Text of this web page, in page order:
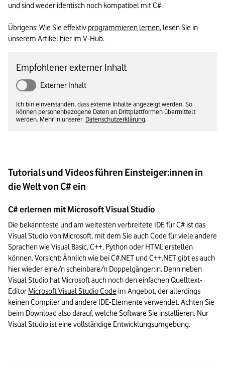
und sind weder identisch noch kompatibel mit C#.
Übrigens: Wie Sie effektiv programmieren lernen, lesen Sie in
unserem Artikel hier im V-Hub.
Empfohlener externer Inhalt
Externer Inhalt
Ich bin einverstanden, dass externe Inhalte angezeigt werden. So
können personenbezogene Daten an Drittplattformen übermittelt
werden. Mehr in unserer Datenschutzerklärung.
Tutorials und Videos führen Einsteiger:innen in
die Welt von C# ein
C# erlernen mit Microsoft Visual Studio
Die bekannteste und am weitesten verbreitete IDE für C# ist das
Visual Studio von Microsoft, mit dem Sie auch Code für viele andere
Sprachen wie Visual Basic, C++, Python oder HTML erstellen
können. Vorsicht: Ähnlich wie bei C#.NET und C++.NET gibt es auch
hier wieder eine/n scheinbare/n Doppelgänger:in. Denn neben
Visual Studio hat Microsoft auch noch den einfachen Quelltext-
Editor Microsoft Visual Studio Code im Angebot, der allerdings
keinen Compiler und andere IDE-Elemente verwendet. Achten Sie
beim Download also darauf, welche Software Sie installieren. Nur
Visual Studio ist eine vollständige Entwicklungsumgebung.